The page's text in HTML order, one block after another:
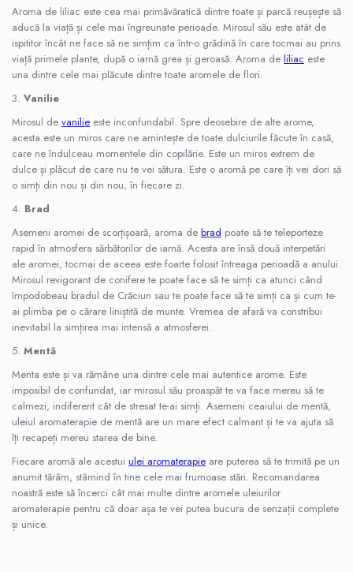
Bază lichide VG/PG – DIY &
Profesional
Sisteme de Parfumare HoReCa &
Comercial
HoReCa
Producție și Creație Lumânări
Ceruri și materii prime pentru lumânări
Parfumuri pentru Lumânări, Sapunuri &
Aromaterapie
Materii Prime & Substanțe (Hobby
& Tech)
Ambalaje și Recipiente
Profesionale
Flacoane & Recipiente
Cutii carton și soluții de expediere
Soluții Retail, B2B & Display
Parfum pentru rufe (Bax/Vrac)
Uleiuri parfumate aromaterapie
(Pachete/Bax)
Odorizante Auto cu Pulverizator
(Pachete/Bax)
PROMOTII
Aroma de liliac este cea mai primăvăratică dintre toate și parcă reușește să
aducă la viață și cele mai îngreunate perioade. Mirosul său este atât de
ispititor încât ne face să ne simțim ca într-o grădină în care tocmai au prins
viață primele plante, după o iarnă grea și geroasă. Aroma de liliac este
una dintre cele mai plăcute dintre toate aromele de flori.
3. Vanilie
Mirosul de vanilie este inconfundabil. Spre deosebire de alte arome,
acesta este un miros care ne amintește de toate dulciurile făcute în casă,
care ne îndulceau momentele din copilărie. Este un miros extrem de
dulce și plăcut de care nu te vei sătura. Este o aromă pe care îți vei dori să
o simți din nou și din nou, în fiecare zi.
4. Brad
Asemeni aromei de scorțișoară, aroma de brad poate să te teleporteze
rapid în atmosfera sărbătorilor de iarnă. Acesta are însă două interpetări
ale aromei, tocmai de aceea este foarte folosit întreaga perioadă a anului.
Mirosul revigorant de conifere te poate face să te simți ca atunci când
împodobeau bradul de Crăciun sau te poate face să te simți ca și cum te-
ai plimba pe o cărare liniștită de munte. Vremea de afară va constribui
inevitabil la simțirea mai intensă a atmosferei.
5. Mentă
Menta este și va rămâne una dintre cele mai autentice arome. Este
imposibil de confundat, iar mirosul său proaspăt te va face mereu să te
calmezi, indiferent cât de stresat te-ai simți. Asemeni ceaiului de mentă,
uleiul aromaterapie de mentă are un mare efect calmant și te va ajuta să
îți recapeți mereu starea de bine.
Fiecare aromă ale acestui ulei aromaterapie are puterea să te trimită pe un
anumit tărâm, stârnind în tine cele mai frumoase stări. Recomandarea
noastră este să încerci cât mai multe dintre aromele uleiurilor
aromaterapie pentru că doar așa te vei putea bucura de senzații complete
și unice.